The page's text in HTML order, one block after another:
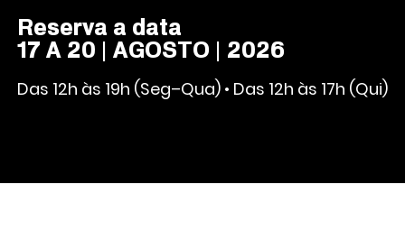
Reserva a data
17 A 20 | AGOSTO | 2026
Das 12h às 19h (Seg–Qua) • Das 12h às 17h (Qui)